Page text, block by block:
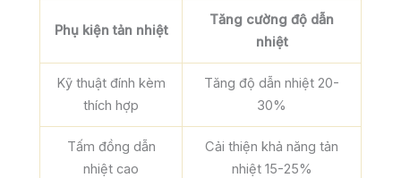
Phụ kiện tản nhiệt
Tăng cường độ dẫn
nhiệt
Kỹ thuật đính kèm
thích hợp
Tăng độ dẫn nhiệt 20-
30%
Tấm đồng dẫn
nhiệt cao
Cải thiện khả năng tản
nhiệt 15-25%